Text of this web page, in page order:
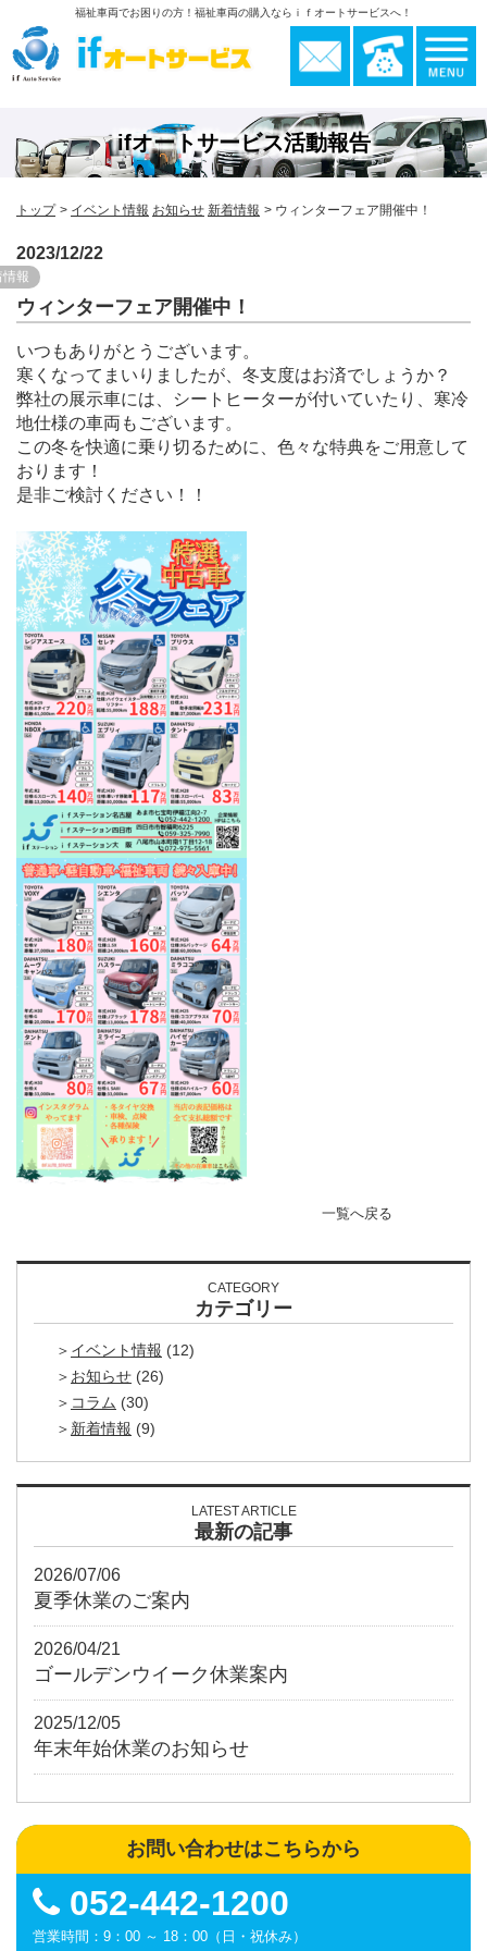
福祉車両でお困りの方！福祉車両の購入ならｉｆオートサービスへ！
ifオートサービス活動報告
トップ イベント情報 お知らせ 新着情報 ウィンターフェア開催中！
2023/12/22
情報
ウィンターフェア開催中！
いつもありがとうございます。
寒くなってまいりましたが、冬支度はお済でしょうか？
弊社の展示車には、シートヒーターが付いていたり、寒冷
地仕様の車両もございます。
この冬を快適に乗り切るために、色々な特典をご用意して
おります！
是非ご検討ください！！
一覧へ戻る
CATEGORY
カテゴリー
イベント情報 (12)
お知らせ (26)
コラム (30)
新着情報 (9)
LATEST ARTICLE
最新の記事
2026/07/06
夏季休業のご案内
2026/04/21
ゴールデンウイーク休業案内
2025/12/05
年末年始休業のお知らせ
お問い合わせはこちらから
052-442-1200
営業時間：9：00 ～ 18：00（日・祝休み）